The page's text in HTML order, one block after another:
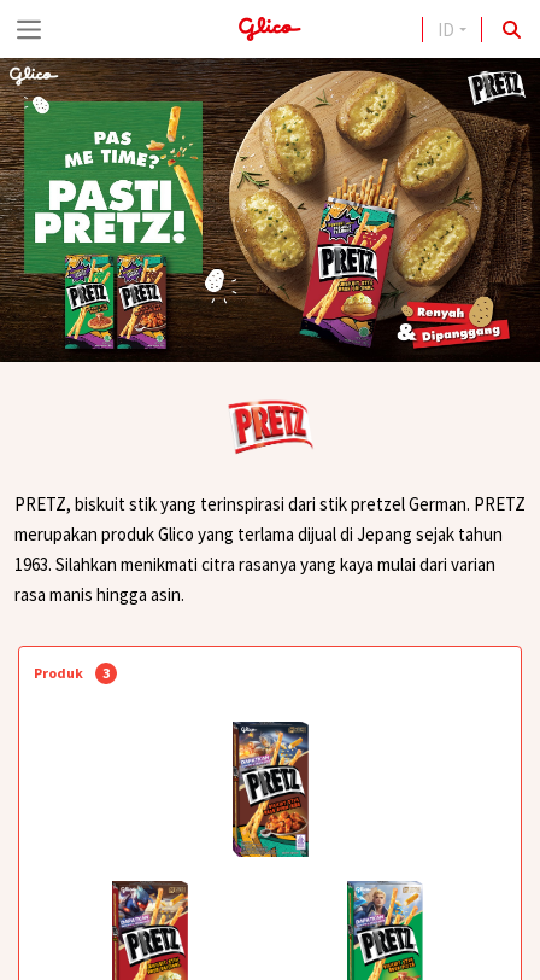
S
k
i
p
c
o
n
t
ID
PRETZ, biskuit stik yang terinspirasi dari stik pretzel German. PRETZ
merupakan produk Glico yang terlama dijual di Jepang sejak tahun
1963. Silahkan menikmati citra rasanya yang kaya mulai dari varian
rasa manis hingga asin.
Produk 3